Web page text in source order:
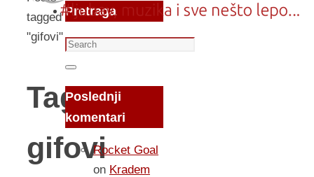
tagged
"gifovi"
Tag:
gifovi
Pretraga
Search
for:
Search
Poslednji
komentari
Rocket Goal
on Kradem